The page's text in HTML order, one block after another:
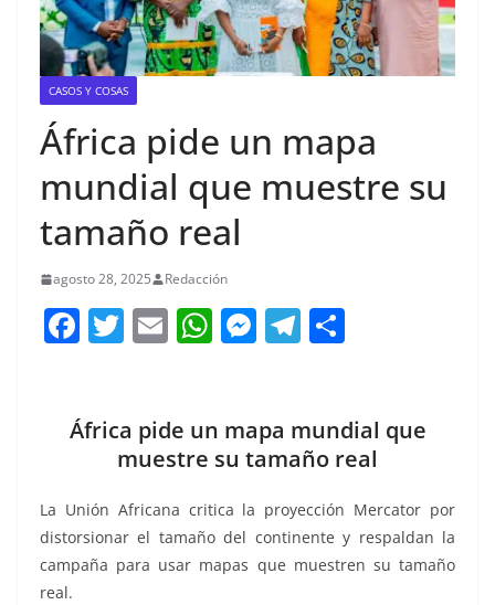
CASOS Y COSAS
África pide un mapa
mundial que muestre su
tamaño real
agosto 28, 2025 Redacción
F
e
o
o
k
T
er
E
l
W
s
A
p
p
M
e
n
g
er
T
gr
a
m
p
ar
tir
África pide un mapa mundial que
muestre su tamaño real
La Unión Africana critica la proyección Mercator por
distorsionar el tamaño del continente y respaldan la
campaña para usar mapas que muestren su tamaño
real.